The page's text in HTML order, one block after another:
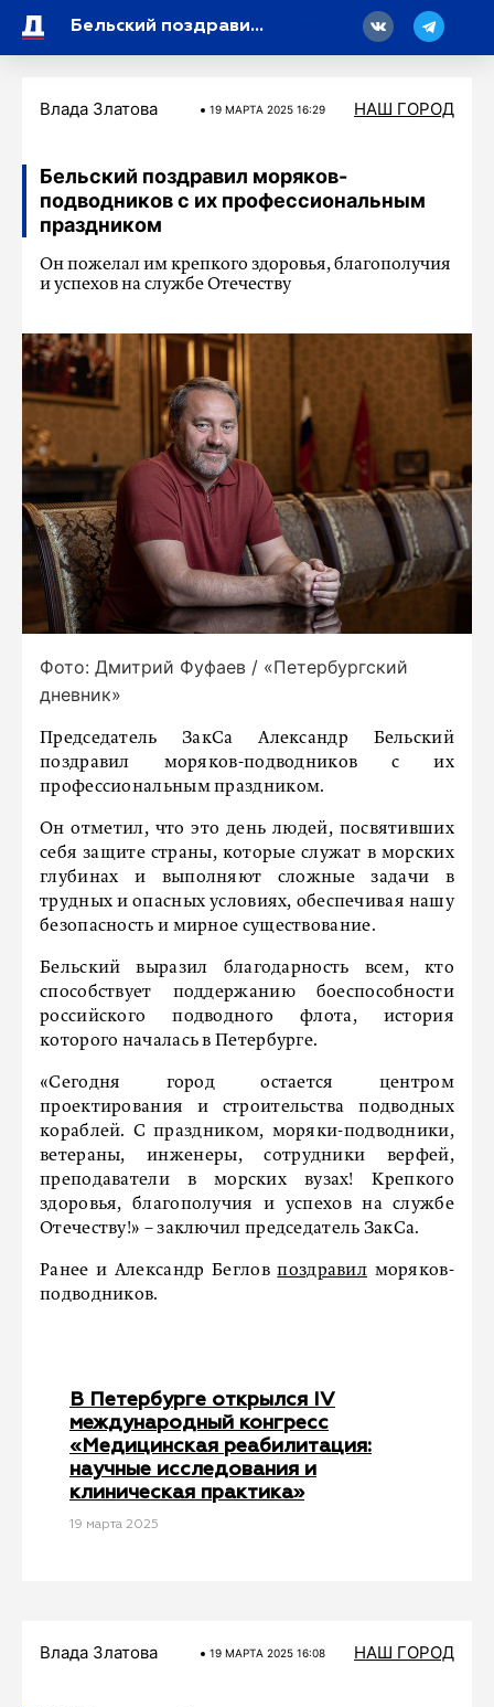
Бельский поздравил моряков-подводников с их профессиональным праздником
Влада Златова 19 МАРТA 2025 16:29 НАШ ГОРОД
Бельский поздравил моряков-
подводников с их профессиональным
праздником
Он пожелал им крепкого здоровья, благополучия
и успехов на службе Отечеству
Фото: Дмитрий Фуфаев / «Петербургский
дневник»
Председатель ЗакСа Александр Бельский
поздравил моряков-подводников с их
профессиональным праздником.
Он отметил, что это день людей, посвятивших
себя защите страны, которые служат в морских
глубинах и выполняют сложные задачи в
трудных и опасных условиях, обеспечивая нашу
безопасность и мирное существование.
Бельский выразил благодарность всем, кто
способствует поддержанию боеспособности
российского подводного флота, история
которого началась в Петербурге.
«Сегодня город остается центром
проектирования и строительства подводных
кораблей. С праздником, моряки-подводники,
ветераны, инженеры, сотрудники верфей,
преподаватели в морских вузах! Крепкого
здоровья, благополучия и успехов на службе
Отечеству!» – заключил председатель ЗакСа.
Ранее и Александр Бегловпоздравил моряков-
подводников.
В Петербурге открылся IV
международный конгресс
«Медицинская реабилитация:
научные исследования и
клиническая практика»
19 мартa 2025
Влада Златова 19 МАРТA 2025 16:08 НАШ ГОРОД